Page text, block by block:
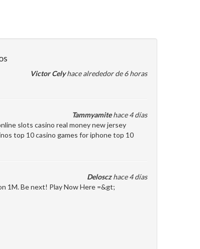
Victor Celyhace alrededor de 6 horas
Tammyamitehace 4 días
slots casino real money new jersey
top 10 casino games for iphone top 10
Delosczhace 4 días
1M. Be next! Play Now Here =&gt;